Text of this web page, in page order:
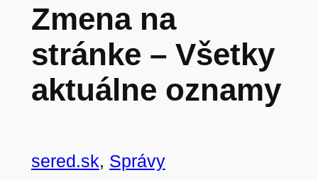
Zmena na
stránke – Všetky
aktuálne oznamy
sered.sk, Správy